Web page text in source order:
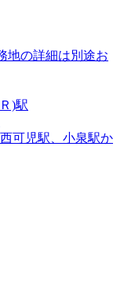
地の詳細は別途お
)駅
可児駅、小泉駅か